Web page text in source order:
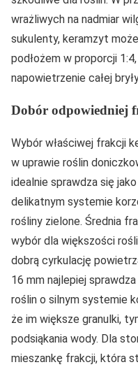
wrażliwych na nadmiar
sukulenty, keramzyt
podłożem w proporcji
napowietrzenie całej
Dobór odpowiedniej
Wybór właściwej frakcji
w uprawie roślin
idealnie sprawdza się
delikatnym systemie
rośliny zielone. Średnia
wybór dla większości
dobrą cyrkulację
16 mm najlepiej
roślin o silnym systemie
że im większe granulki,
podsiąkania wody. Dla
mieszankę frakcji, która